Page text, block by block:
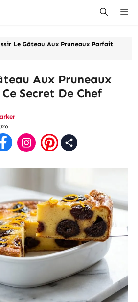
Le Gâteau Aux Pruneaux Parfait
Aux Pruneaux
Secret De Chef